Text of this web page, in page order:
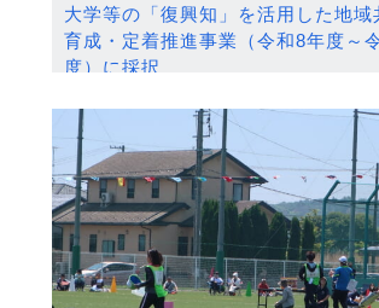
大学等の「復興知」を活用した地域
育成・定着推進事業（令和8年度～
度）に採択